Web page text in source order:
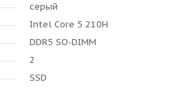
серый
Intel Core 5 210H
DDR5 SO-DIMM
2
SSD